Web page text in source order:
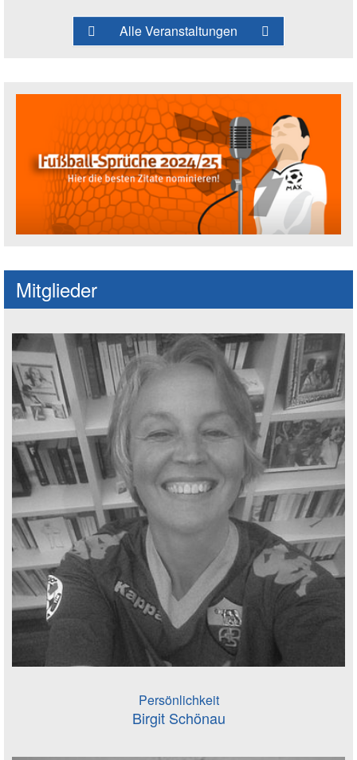
Alle Veranstaltungen
Fußballspruch des Jahres: Spruch
Mitglieder
Persönlichkeit
Birgit Schönau